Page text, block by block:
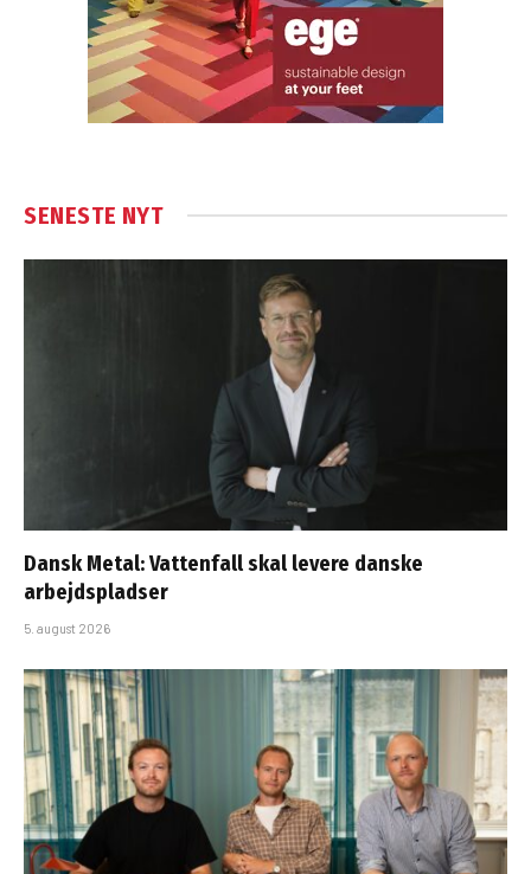
SENESTE NYT
Dansk Metal: Vattenfall skal levere danske
arbejdspladser
5. august 2026